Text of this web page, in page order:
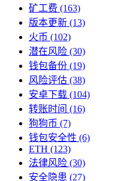
矿工费 (163)
版本更新 (13)
火币 (102)
潜在风险 (30)
钱包备份 (19)
风险评估 (38)
安卓下载 (104)
转账时间 (16)
狗狗币 (7)
钱包安全性 (6)
ETH (123)
法律风险 (30)
安全隐患 (27)